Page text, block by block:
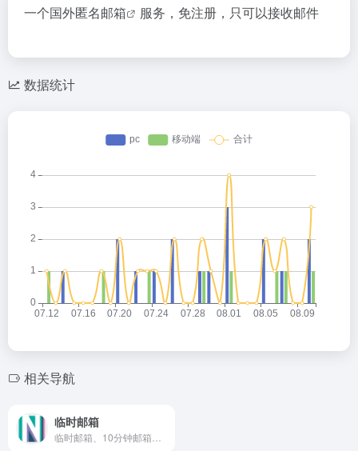
一个国外匿名邮箱 服务，免注册，只可以接收邮件
数据统计
相关导航
临时邮箱